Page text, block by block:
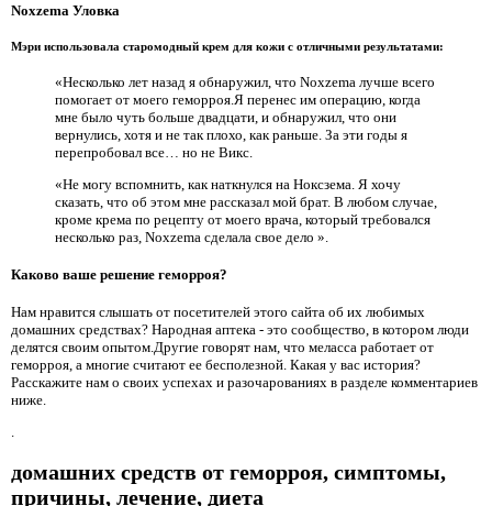
Noxzema Уловка
Мэри использовала старомодный крем для кожи с отличными результатами:
«Несколько лет назад я обнаружил, что Noxzema лучше всего
помогает от моего геморроя.Я перенес им операцию, когда
мне было чуть больше двадцати, и обнаружил, что они
вернулись, хотя и не так плохо, как раньше. За эти годы я
перепробовал все… но не Викс.
«Не могу вспомнить, как наткнулся на Ноксзема. Я хочу
сказать, что об этом мне рассказал мой брат. В любом случае,
кроме крема по рецепту от моего врача, который требовался
несколько раз, Noxzema сделала свое дело ».
Каково ваше решение геморроя?
Нам нравится слышать от посетителей этого сайта об их любимых
домашних средствах? Народная аптека - это сообщество, в котором люди
делятся своим опытом.Другие говорят нам, что меласса работает от
геморроя, а многие считают ее бесполезной. Какая у вас история?
Расскажите нам о своих успехах и разочарованиях в разделе комментариев
ниже.
.
домашних средств от геморроя, симптомы,
причины, лечение, диета